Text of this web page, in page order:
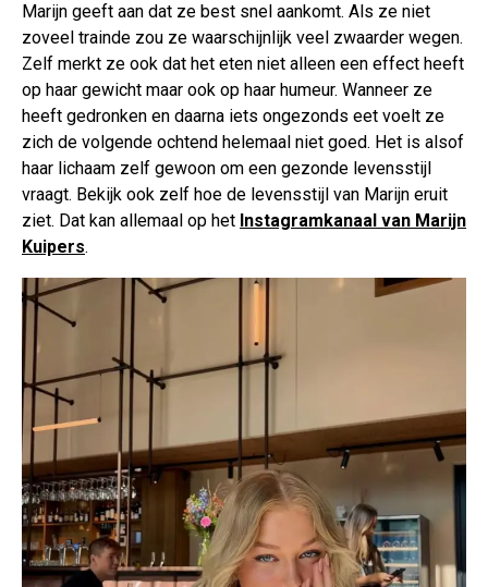
Marijn geeft aan dat ze best snel aankomt. Als ze niet
zoveel trainde zou ze waarschijnlijk veel zwaarder wegen.
Zelf merkt ze ook dat het eten niet alleen een effect heeft
op haar gewicht maar ook op haar humeur. Wanneer ze
heeft gedronken en daarna iets ongezonds eet voelt ze
zich de volgende ochtend helemaal niet goed. Het is alsof
haar lichaam zelf gewoon om een gezonde levensstijl
vraagt. Bekijk ook zelf hoe de levensstijl van Marijn eruit
ziet. Dat kan allemaal op het Instagramkanaal van Marijn
Kuipers.